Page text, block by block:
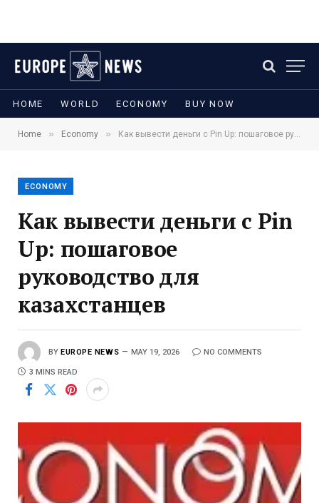
HOME WORLD ECONOMY BUY NOW
Home » Economy » Как вывести деньги с Pin Up: пошаговое руководство для казахстанцев
ECONOMY
Как вывести деньги с Pin
Up: пошаговое
руководство для
казахстанцев
BY EUROPE NEWS MAY 19, 2026 NO COMMENTS
3 MINS READ